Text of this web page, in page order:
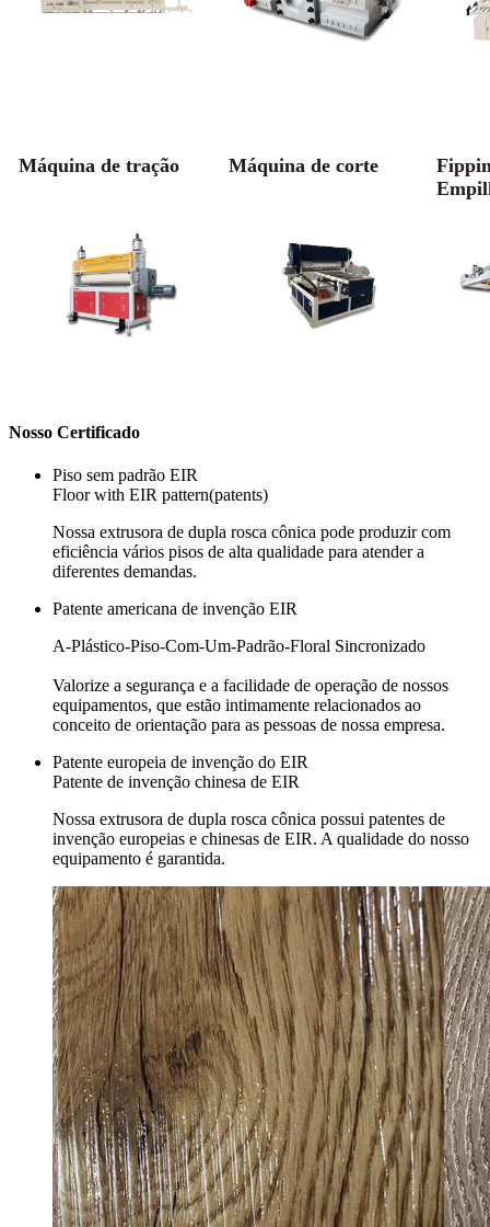
Máquina de tração Máquina de corte
Nosso Certificado
Piso sem padrão EIR
Floor with EIR pattern(patents)
Nossa extrusora de dupla rosca cônica pode produzir com
eficiência vários pisos de alta qualidade para atender a
diferentes demandas.
Patente americana de invenção EIR
A-Plástico-Piso-Com-Um-Padrão-Floral Sincronizado
Valorize a segurança e a facilidade de operação de nossos
equipamentos, que estão intimamente relacionados ao
conceito de orientação para as pessoas de nossa empresa.
Patente europeia de invenção do EIR
Patente de invenção chinesa de EIR
Nossa extrusora de dupla rosca cônica possui patentes de
invenção europeias e chinesas de EIR. A qualidade do nosso
equipamento é garantida.